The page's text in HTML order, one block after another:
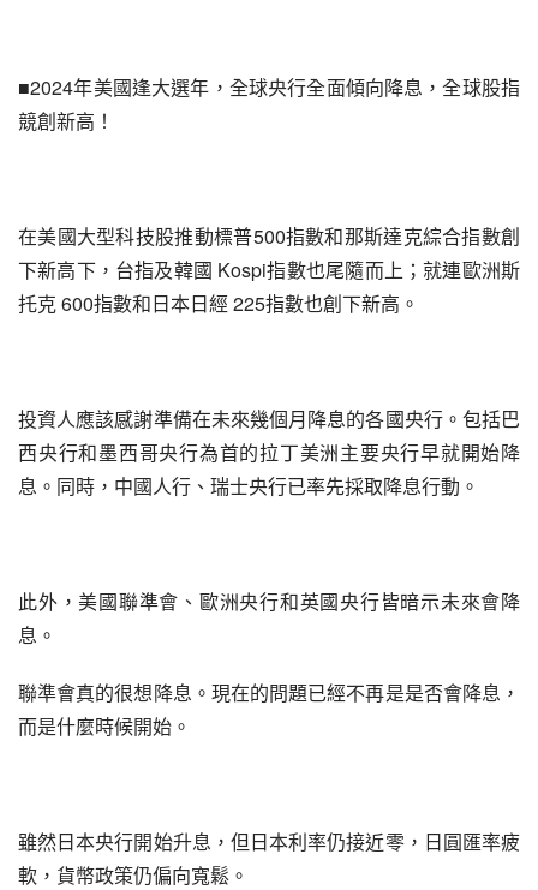
■2024年美國逢大選年，全球央行全面傾向降息，全球股指
競創新高！
在美國大型科技股推動標普500指數和那斯達克綜合指數創
下新高下，台指及韓國 Kospi指數也尾隨而上；就連歐洲斯
托克 600指數和日本日經 225指數也創下新高。
投資人應該感謝準備在未來幾個月降息的各國央行。包括巴
西央行和墨西哥央行為首的拉丁美洲主要央行早就開始降
息。同時，中國人行、瑞士央行已率先採取降息行動。
此外，美國聯準會、歐洲央行和英國央行皆暗示未來會降
息。
聯準會真的很想降息。現在的問題已經不再是是否會降息，
而是什麼時候開始。
雖然日本央行開始升息，但日本利率仍接近零，日圓匯率疲
軟，貨幣政策仍偏向寬鬆。